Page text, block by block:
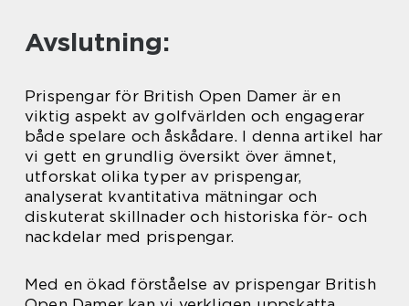
Avslutning:
Prispengar för British Open Damer är en
viktig aspekt av golfvärlden och engagerar
både spelare och åskådare. I denna artikel har
vi gett en grundlig översikt över ämnet,
utforskat olika typer av prispengar,
analyserat kvantitativa mätningar och
diskuterat skillnader och historiska för- och
nackdelar med prispengar.
Med en ökad förståelse av prispengar British